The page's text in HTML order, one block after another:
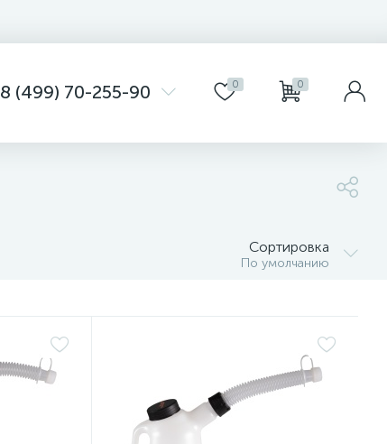
8 (499) 70-255-90 0 0
Сортировка
По умолчанию